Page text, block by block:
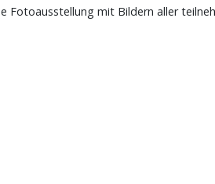
Fotoausstellung mit Bildern aller